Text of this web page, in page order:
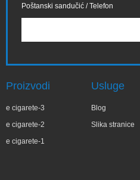
Poštanski sandučić / Telefon
Proizvodi
e cigarete-3
e cigarete-2
e cigarete-1
Usluge
Blog
Slika stranice